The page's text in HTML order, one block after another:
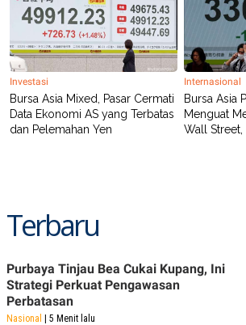
Investasi
Bursa Asia Mixed, Pasar Cermati
Data Ekonomi AS yang Terbatas
dan Pelemahan Yen
Internasional
Bursa Asia
Menguat
Wall
Terbaru
Purbaya Tinjau Bea Cukai Kupang, Ini
Strategi Perkuat Pengawasan
Perbatasan
Nasional | 5 Menit lalu